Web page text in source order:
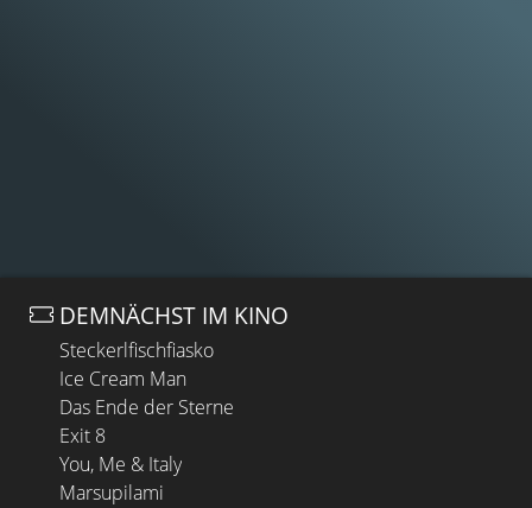
DEMNÄCHST IM KINO
Steckerlfischfiasko
Ice Cream Man
Das Ende der Sterne
Exit 8
You, Me & Italy
Marsupilami